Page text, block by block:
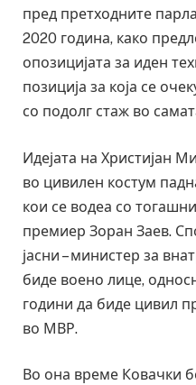
пред претходните
2020 година, како
опозицијата за иден
позиција за која се
со подолг стаж во
Идејата на Христијан
во цивилен костум
кои се водеа со
премиер Зоран Заев.
јасни – министер за
биде воено лице,
години да биде цивил
во МВР.
Во она време Ковачки